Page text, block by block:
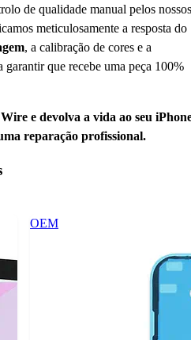
de qualidade manual pelos nossos
meticulosamente a resposta do
, a calibração de cores e a
garantir que recebe uma peça 100%
e devolva a vida ao seu
reparação profissional.
OEM